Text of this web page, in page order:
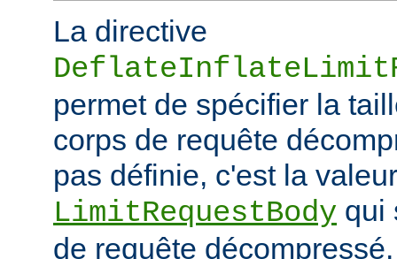
La directive
permet de spécifier la
corps de requête
pas définie, c'est la
LimitRequestBody qui
de requête décompressé.